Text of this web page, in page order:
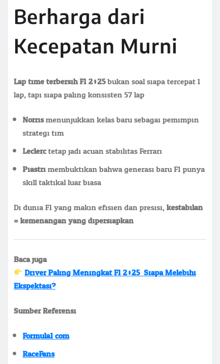
Berharga dari
Kecepatan Murni
Lap time terbersih F1 2025bukan soal siapa tercepat 1
lap, tapi siapa paling konsisten 57 lap.
Norrismenunjukkan kelas baru sebagai pemimpin
strategi tim
Leclerctetap jadi acuan stabilitas Ferrari
Piastrimembuktikan bahwa generasi baru F1 punya
skill taktikal luar biasa
Di dunia F1 yang makin efisien dan presisi,kestabilan
= kemenangan yang dipersiapkan.
Baca juga:
Driver Paling Meningkat F1 2025: Siapa Melebihi
Ekspektasi?
Sumber Referensi:
Formula1.com
RaceFans